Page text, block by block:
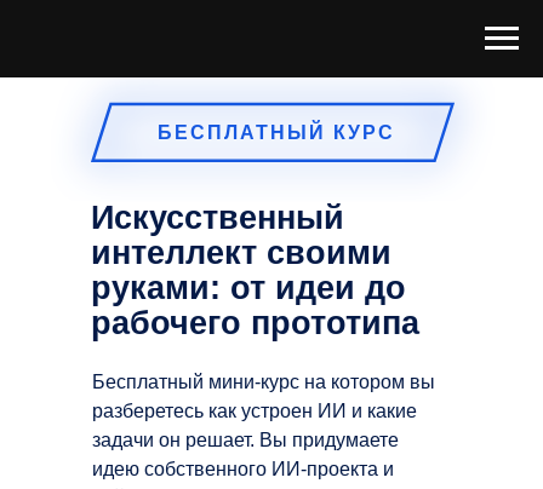
Искусственный
интеллект своими
руками: от идеи до
рабочего прототипа
БЕСПЛАТНЫЙ КУРС
Бесплатный мини-курс на котором вы
разберетесь как устроен ИИ и какие
задачи он решает. Вы придумаете
идею собственного ИИ-проекта и